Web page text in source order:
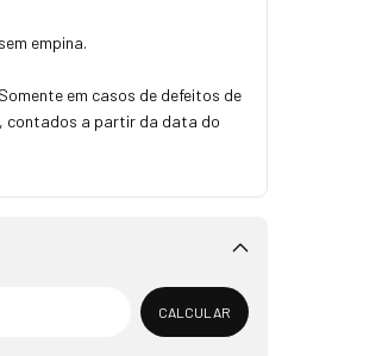
empina.
em casos de defeitos de
contados a partir da data do
Alterar CEP
CALCULAR